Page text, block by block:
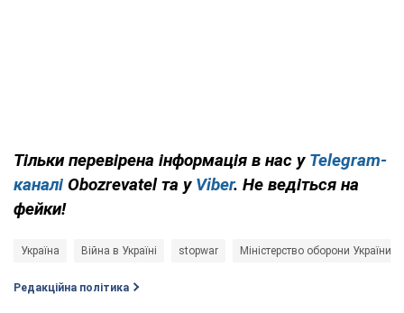
Тільки перевірена інформація в нас у Telegram-
каналі Obozrevatel та у Viber. Не ведіться на
фейки!
Україна Війна в Україні stopwar Міністерство оборони України
Редакційна політика